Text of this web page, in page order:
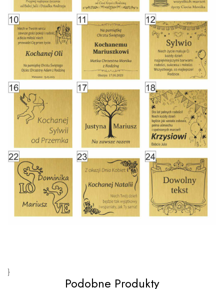
}
Podobne Produkty